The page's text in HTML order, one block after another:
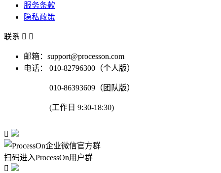
服务条款
隐私政策
联系  
邮箱：support@processon.com
电话：
010-82796300（个人版）
010-86393609（团队版）
(工作日 9:30-18:30)

扫码进入ProcessOn用户群
